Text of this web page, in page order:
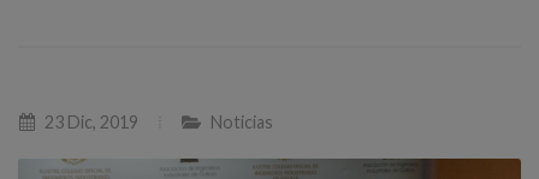
23 Dic, 2019 Noticias